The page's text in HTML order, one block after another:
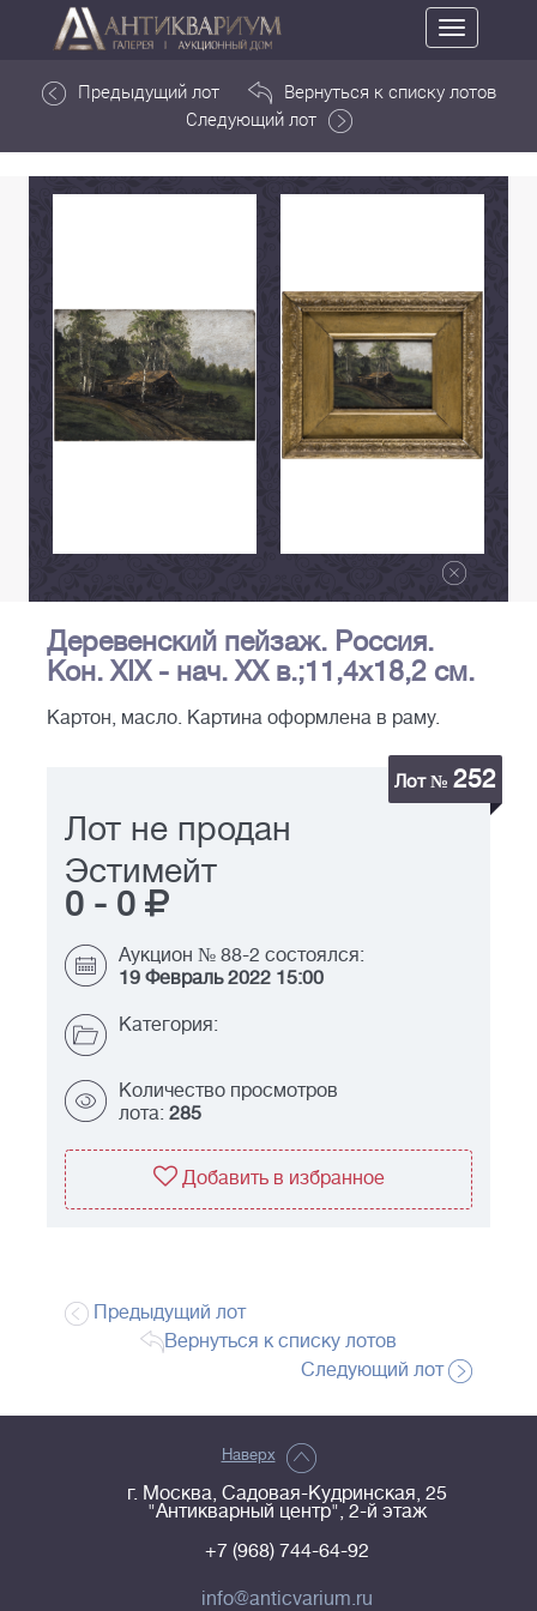
Toggle
navigation
Предыдущий лот
Вернуться к списку лотов
Следующий лот
Деревенский пейзаж. Россия.
Кон. XIX - нач. XX в.;11,4х18,2 см.
Картон, масло. Картина оформлена в раму.
Лот № 252
Лот не продан
Эстимейт
0 - 0
Аукцион № 88-2 состоялся:
19 Февраль 2022 15:00
Категория:
Количество просмотров
лота: 285
Добавить в избранное
Предыдущий лот
Вернуться к списку лотов
Следующий лот
Наверх
г. Москва, Садовая-Кудринская, 25
"Антикварный центр", 2-й этаж
+7 (968) 744-64-92
info@anticvarium.ru